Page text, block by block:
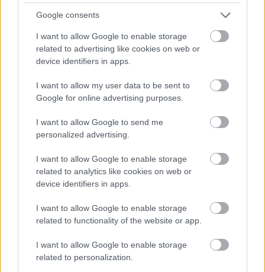
Google consents
I want to allow Google to enable storage
related to advertising like cookies on web or
device identifiers in apps.
I want to allow my user data to be sent to
Google for online advertising purposes.
I want to allow Google to send me
personalized advertising.
I want to allow Google to enable storage
related to analytics like cookies on web or
device identifiers in apps.
I want to allow Google to enable storage
related to functionality of the website or app.
I want to allow Google to enable storage
related to personalization.
παρατηρητικότητας ή/και κοινωνικοποίησής σας.
Apple
την είχαμε ξεχάσει.
δεκαετία για να πάρει
όμως το δυναμικότερο
comeback που
μπορούσε, λανσάροντας το iPod που έγινε εν μία
νυκτί συνώνυμο του mp3 player και απαραίτητο
αξεσουάρ –αυτό και οι θήκες, τα ακουστικά, τα
ηχεία και οι επεκτάσεις μνήμης του– κάθε
trendsetter που σεβόταν τον εαυτό του.